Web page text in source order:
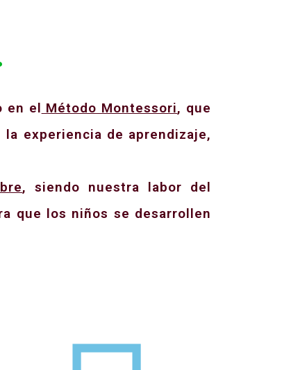
en el Método Montessori, que
experiencia de aprendizaje,
, siendo nuestra labor del
que los niños se desarrollen